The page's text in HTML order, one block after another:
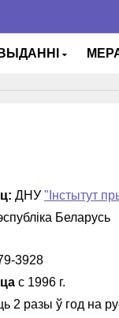
ВЫДАННІ
ДНУ "Інстытут
Беларусь
3928
с 1996 г.
2 разы ў год на